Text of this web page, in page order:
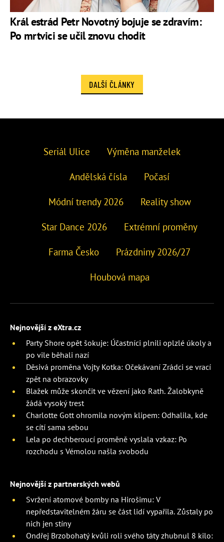
Král estrád Petr Novotný bojuje se zdravím:
Po mrtvici se učil znovu chodit
DALŠÍ ČLÁNKY
Seriál Ulice Výměna manželek
Andělská čísla Počasí
Módní trendy 2026 Reality show
Star Dance 2026 Extrémní proměny
Farma Česko Prázdniny 2026/27
Houbová mapa
Nejnovější z eXtra.cz
Party Shore opět šokuje: Účastníci plnili oplzlé úkoly a
po vile běhali nazí
Děsivá proměna Vojty Kotka: Očekávaní Zrádci se vrací
zpět na obrazovky
Blažek může skončit ve vězení jako Rath. Žalobkyně
žádá vysoký trest
Charlotte Gott ohromila novým klipem: Odhalila, kde
se cítí sama sebou
Lela po dechberoucí proměně vyslala vzkaz: Po
rozchodu s Vémolou našla svobodu
Nejnovější z partnerských webů
Svržení atomové bomby na Hirošimu: V
nepředstavitelném žáru se část lidí vypařila. Zůstaly po
nich jen stíny
Ondřej Brzobohatý kvůli roli svého táty zhubnul 8 kilo: